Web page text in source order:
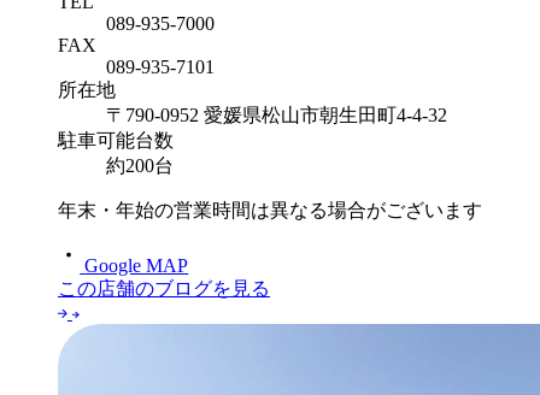
089-935-7000
FAX
089-935-7101
所在地
〒790-0952 愛媛県松山市朝生田町4-4-32
駐車可能台数
約200台
年末・年始の営業時間は異なる場合がございます
Google MAP
この店舗のブログを見る